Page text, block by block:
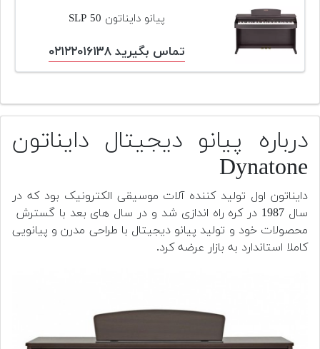
پیانو دایناتون SLP 50
تماس بگیرید ۰۲۱۲۲۰۱۶۱۳۸
درباره پیانو دیجیتال دایناتون
Dynatone
دایناتون اول تولید کننده آلات موسیقی الکترونیک بود که در
سال 1987 در کره راه اندازی شد و در سال های بعد با گسترش
محصولات خود و تولید پیانو دیجیتال با طراحی مدرن و پیانویی
کاملا استاندارد به بازار عرضه کرد.